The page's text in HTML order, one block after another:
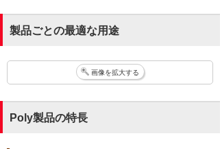
製品ごとの最適な用途
画像を拡大する
Poly製品の特長